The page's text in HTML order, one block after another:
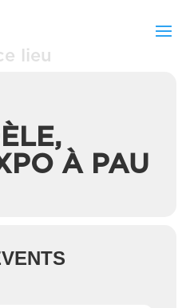
lieu
À PAU